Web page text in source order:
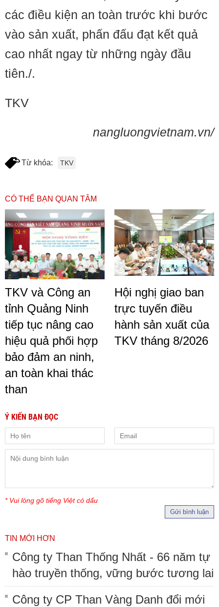
các điều kiện an toàn trước khi bước
vào sản xuất, phấn đấu đạt kết quả
cao nhất ngay từ những ngày đầu
tiên./.
TKV
nangluongvietnam.vn/
Từ khóa: TKV
CÓ THỂ BẠN QUAN TÂM
TKV và Công an
tỉnh Quảng Ninh
tiếp tục nâng cao
hiệu quả phối hợp
bảo đảm an ninh,
an toàn khai thác
than
Hội nghị giao ban
trực tuyến điều
hành sản xuất của
TKV tháng 8/2026
Ý KIẾN BẠN ĐỌC
* Vui lòng gõ tiếng Việt có dấu
Gửi bình luận
TIN MỚI HƠN
Công ty Than Thống Nhất - 66 năm tự
hào truyền thống, vững bước tương lai
Công ty CP Than Vàng Danh đổi mới